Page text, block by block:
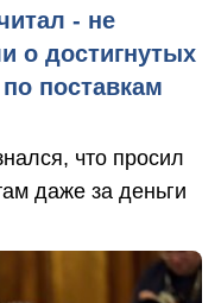
- не
о достигнутых
поставкам
что просил
даже за деньги